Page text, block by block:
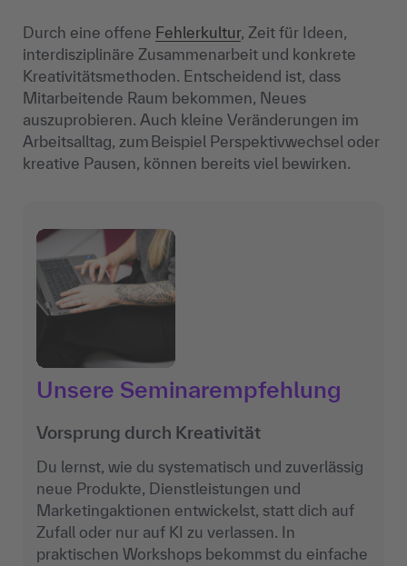
Durch eine offene Fehlerkultur, Zeit für Ideen,
interdisziplinäre Zusammenarbeit und konkrete
Kreativitätsmethoden. Entscheidend ist, dass
Mitarbeitende Raum bekommen, Neues
auszuprobieren. Auch kleine Veränderungen im
Arbeitsalltag, zum Beispiel Perspektivwechsel oder
kreative Pausen, können bereits viel bewirken.
Unsere Seminarempfehlung
Vorsprung durch Kreativität
Du lernst, wie du systematisch und zuverlässig
neue Produkte, Dienstleistungen und
Marketingaktionen entwickelst, statt dich auf
Zufall oder nur auf KI zu verlassen. In
praktischen Workshops bekommst du einfache